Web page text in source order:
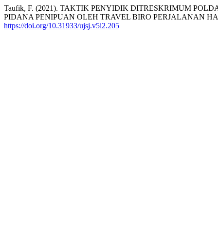
Taufik, F. (2021). TAKTIK PENYIDIK DITRESKRIMUM
PIDANA PENIPUAN OLEH TRAVEL BIRO PERJALANAN
https://doi.org/10.31933/ujsj.v5i2.205